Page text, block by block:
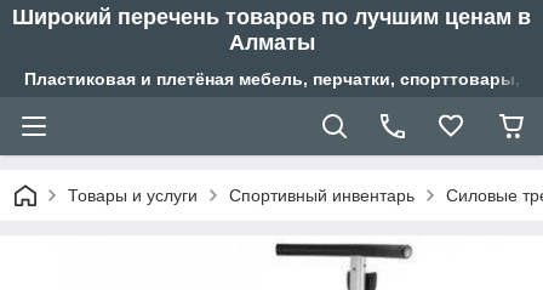
Широкий перечень товаров по лучшим ценам в
Алматы
Пластиковая и плетёная мебель, перчатки,
Товары и услуги Спортивный инвентарь Силовые